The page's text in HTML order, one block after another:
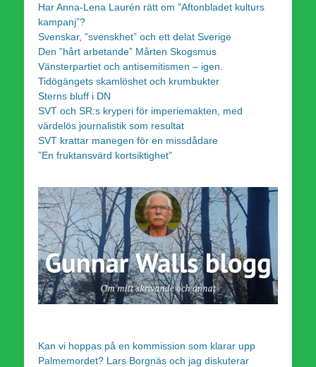
Har Anna-Lena Laurén rätt om ”Aftonbladet kulturs
kampanj”?
Svenskar, ”svenskhet” och ett delat Sverige
Den ”hårt arbetande” Mårten Skogsmus
Vänsterpartiet och antisemitismen – igen.
Tidögängets skamlöshet och krumbukter
Sterns bluff i DN
SVT och SR:s kryperi för imperiemakten, med
värdelös journalistik som resultat
SVT krattar manegen för en missdådare
”En fruktansvärd kortsiktighet”
Kan vi hoppas på en kommission som klarar upp
Palmemordet? Lars Borgnäs och jag diskuterar